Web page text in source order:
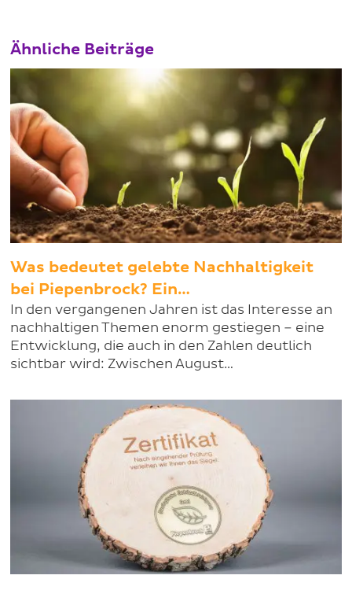
Ähnliche Beiträge
Was bedeutet gelebte Nachhaltigkeit
bei Piepenbrock? Ein…
In den vergangenen Jahren ist das Interesse an
nachhaltigen Themen enorm gestiegen – eine
Entwicklung, die auch in den Zahlen deutlich
sichtbar wird: Zwischen August…